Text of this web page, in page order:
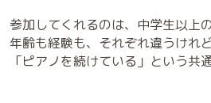
参加してくれるのは、中学生以上
年齢も経験も、それぞれ違うけれど
「ピアノを続けている」という共